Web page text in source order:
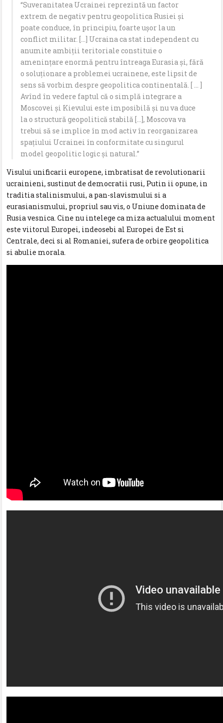
“Suveranitatea Ucrainei reprezintă un factor
extrem de negativ pentru geopolitica Rusiei şi
poate conduce, în principiu, foarte uşor la un
conflict militar. […] Ucraina ca stat independent cu
anumite ambiții teritoriale constituie o
amenințare enormă pentru întreaga Eurasia și, fără
o soluționare a problemei ucrainene, este lipsit de
sens să vorbim despre geopolitica continentală. [ … ]
Avînd în vedere faptul că o simplă integrare a
Moscovei şi Kievului este imposibilă și nu va duce
la o structură geopolitică stabilă […], Moscova va
trebui să se implice în mod activ în reorganizarea
spațiului Ucrainei în conformitate cu singurul
model geopolitic logic şi natural.”
Visului unificarii europene, imbratisat de revolutionarii
ucrainieni, sustinut de democratii rusi, Putin ii opune, in
traditia stalinismului, a pan-slavismului si a
eurasianismului, propriul sau vis, o Uniune dominata de
Rusia vesnica. Cine nu intelege ca miza actualului moment
este viitorul Europei, indeosebi al Europei de Est si
Centrale, deci si al Romaniei, sufera de orbire geopolitica
si abulie morala.